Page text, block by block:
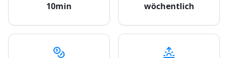
10min
wöchentlich